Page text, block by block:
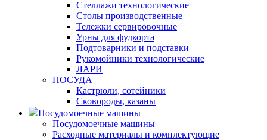
Стеллажи технологические
Столы производственные
Тележки сервировочные
Урны для фудкорта
Подтоварники и подставки
Рукомойники технологические
ЛАРИ
ПОСУДА
Кастрюли, сотейники
Сковороды, казаны
Посудомоечные машины
Посудомоечные машины
Расходные материалы и комплектующие